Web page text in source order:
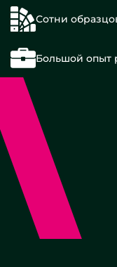
Сотни
Большой опыт
90х90
см